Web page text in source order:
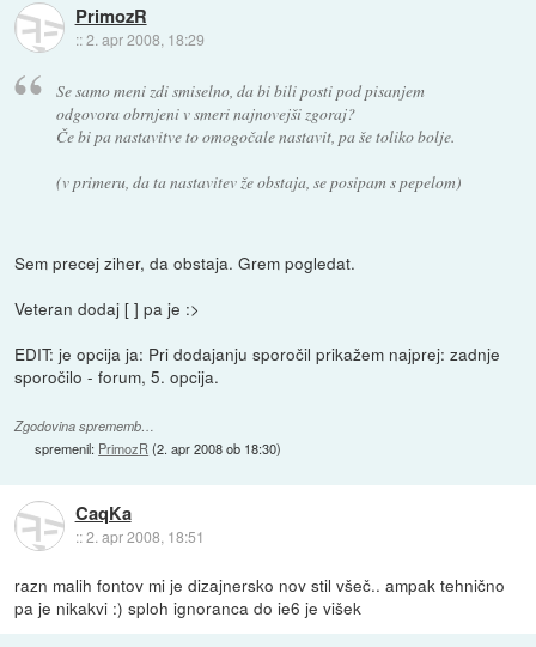
PrimozR
::2. apr 2008, 18:29
Se samo meni zdi smiselno, da bi bili posti pod pisanjem
odgovora obrnjeni v smeri najnovejši zgoraj?
Če bi pa nastavitve to omogočale nastavit, pa še toliko bolje.
(v primeru, da ta nastavitev že obstaja, se posipam s pepelom)
Sem precej ziher, da obstaja. Grem pogledat.
Veteran dodaj [ ] pa je :>
EDIT: je opcija ja: Pri dodajanju sporočil prikažem najprej: zadnje
sporočilo - forum, 5. opcija.
Zgodovina sprememb…
spremenil: PrimozR (2. apr 2008 ob 18:30)
CaqKa
::2. apr 2008, 18:51
razn malih fontov mi je dizajnersko nov stil všeč.. ampak tehnično
pa je nikakvi :) sploh ignoranca do ie6 je višek